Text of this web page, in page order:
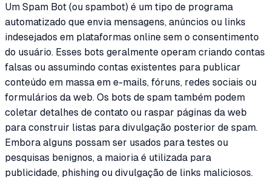
Um Spam Bot (ou spambot) é um tipo de programa
automatizado que envia mensagens, anúncios ou links
indesejados em plataformas online sem o consentimento
do usuário. Esses bots geralmente operam criando contas
falsas ou assumindo contas existentes para publicar
conteúdo em massa em e-mails, fóruns, redes sociais ou
formulários da web. Os bots de spam também podem
coletar detalhes de contato ou raspar páginas da web
para construir listas para divulgação posterior de spam.
Embora alguns possam ser usados para testes ou
pesquisas benignos, a maioria é utilizada para
publicidade, phishing ou divulgação de links maliciosos.